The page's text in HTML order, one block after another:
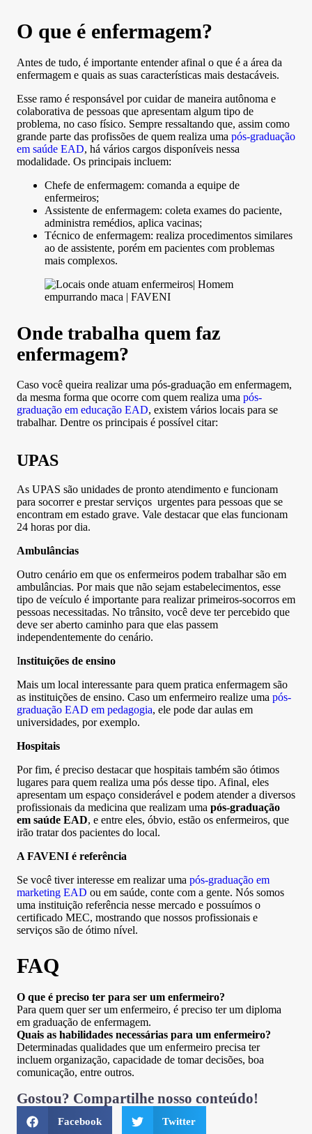
O que é enfermagem?
Antes de tudo, é importante entender afinal o que é a área da
enfermagem e quais as suas características mais destacáveis.
Esse ramo é responsável por cuidar de maneira autônoma e
colaborativa de pessoas que apresentam algum tipo de
problema, no caso físico. Sempre ressaltando que, assim como
grande parte das profissões de quem realiza uma pós-graduação
em saúde EAD, há vários cargos disponíveis nessa
modalidade. Os principais incluem:
Chefe de enfermagem: comanda a equipe de
enfermeiros;
Assistente de enfermagem: coleta exames do paciente,
administra remédios, aplica vacinas;
Técnico de enfermagem: realiza procedimentos similares
ao de assistente, porém em pacientes com problemas
mais complexos.
Onde trabalha quem faz
enfermagem?
Caso você queira realizar uma pós-graduação em enfermagem,
da mesma forma que ocorre com quem realiza uma pós-
graduação em educação EAD, existem vários locais para se
trabalhar. Dentre os principais é possível citar:
UPAS
As UPAS são unidades de pronto atendimento e funcionam
para socorrer e prestar serviços urgentes para pessoas que se
encontram em estado grave. Vale destacar que elas funcionam
24 horas por dia.
Ambulâncias
Outro cenário em que os enfermeiros podem trabalhar são em
ambulâncias. Por mais que não sejam estabelecimentos, esse
tipo de veículo é importante para realizar primeiros-socorros em
pessoas necessitadas. No trânsito, você deve ter percebido que
deve ser aberto caminho para que elas passem
independentemente do cenário.
Instituições de ensino
Mais um local interessante para quem pratica enfermagem são
as instituições de ensino. Caso um enfermeiro realize uma pós-
graduação EAD em pedagogia, ele pode dar aulas em
universidades, por exemplo.
Hospitais
Por fim, é preciso destacar que hospitais também são ótimos
lugares para quem realiza uma pós desse tipo. Afinal, eles
apresentam um espaço considerável e podem atender a diversos
profissionais da medicina que realizam uma pós-graduação
em saúde EAD, e entre eles, óbvio, estão os enfermeiros, que
irão tratar dos pacientes do local.
A FAVENI é referência
Se você tiver interesse em realizar uma pós-graduação em
marketing EAD ou em saúde, conte com a gente. Nós somos
uma instituição referência nesse mercado e possuímos o
certificado MEC, mostrando que nossos profissionais e
serviços são de ótimo nível.
FAQ
O que é preciso ter para ser um enfermeiro?
Para quem quer ser um enfermeiro, é preciso ter um diploma
em graduação de enfermagem.
Quais as habilidades necessárias para um enfermeiro?
Determinadas qualidades que um enfermeiro precisa ter
incluem organização, capacidade de tomar decisões, boa
comunicação, entre outros.
Gostou? Compartilhe nosso conteúdo!
Facebook Twitter